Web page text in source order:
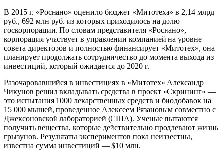
В 2015 г. «Роснано» оценило бюджет «Митотеха» в 2,14 млрд
руб., 692 млн руб. из которых приходилось на долю
госкорпорации. По словам представителя «Роснано»,
корпорация участвует в управлении компанией на уровне
совета директоров и полностью финансирует «Митотех», она
планирует продолжать сотрудничество до момента выхода из
инвестиций, который ожидается до 2020 г.
Разочаровавшийся в инвестициях в «Митотех» Александр
Чикунов решил вкладывать средства в проект «Скрининг» —
это испытания 1000 лекарственных средств и биодобавок на
15 000 мышей, проведенное Алексеем Рязановым совместно с
Джексоновской лабораторией (США). Ученые пытаются
получить вещества, которые действительно продлевают жизнь
грызунов. Результаты экспериментов пока неизвестны,
известна сумма инвестиций — $10 млн.